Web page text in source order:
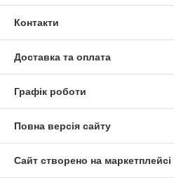
Контакти
Доставка та оплата
Графік роботи
Повна версія сайту
Сайт створено на маркетплейсі